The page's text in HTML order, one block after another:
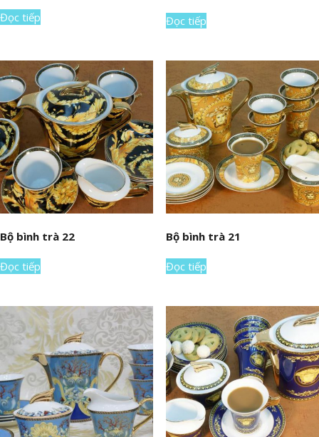
Đọc tiếp Đọc tiếp
Bộ bình trà 22
Đọc tiếp
Bộ bình trà 21
Đọc tiếp